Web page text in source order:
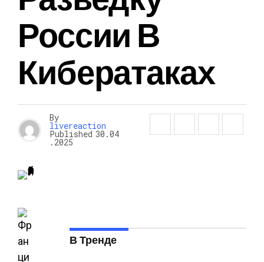
России В
Кибератаках
By
livereaction
Published 30.04
.2025
В Тренде